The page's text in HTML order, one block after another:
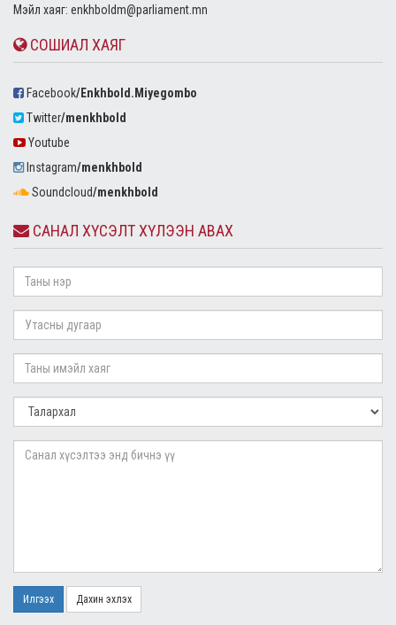
Mэйл хаяг: enkhboldm@parliament.mn
СОШИАЛ ХАЯГ
Facebook/Enkhbold.Miyegombo
Twitter/menkhbold
Youtube
Instagram/menkhbold
Soundcloud/menkhbold
САНАЛ ХҮСЭЛТ ХҮЛЭЭН АВАХ
Илгээх Дахин эхлэх